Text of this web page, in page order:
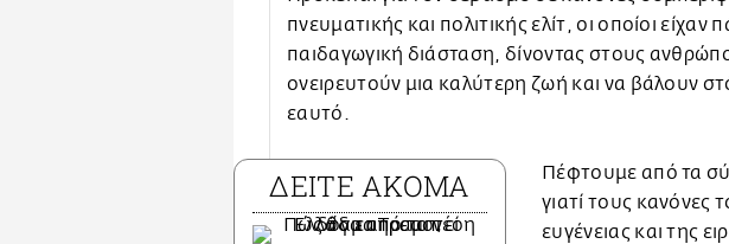
πνευματικής και πολιτικής ελίτ, οι οποίοι είχαν
παιδαγωγική διάσταση, δίνοντας στους
ονειρευτούν μια καλύτερη ζωή και να βάλουν
εαυτό.
ΔΕΙΤΕ ΑΚΟΜΑ
Πέφτουμε από τα
γιατί τους κανόνες
ευγένειας και της